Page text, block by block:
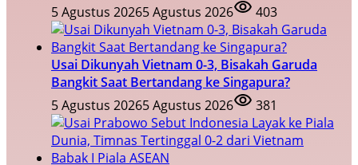
5 Agustus 20265 Agustus 2026 403
Usai Dikunyah Vietnam 0-3, Bisakah Garuda
Bangkit Saat Bertandang ke Singapura?
5 Agustus 20265 Agustus 2026 381